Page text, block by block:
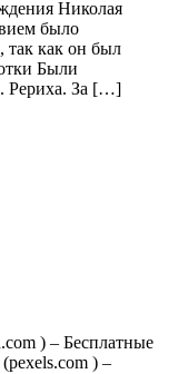
Николая
было
так как он был
Были
Рериха. За […]
) – Бесплатные
) –